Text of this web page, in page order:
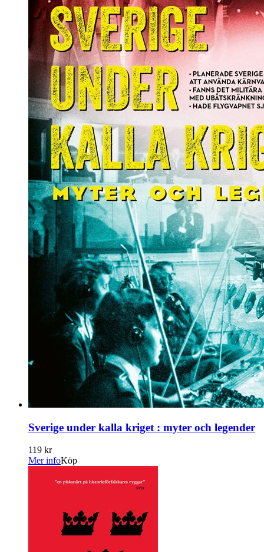
Sverige under kalla kriget : myter och legender
119 kr
Mer infoKöp